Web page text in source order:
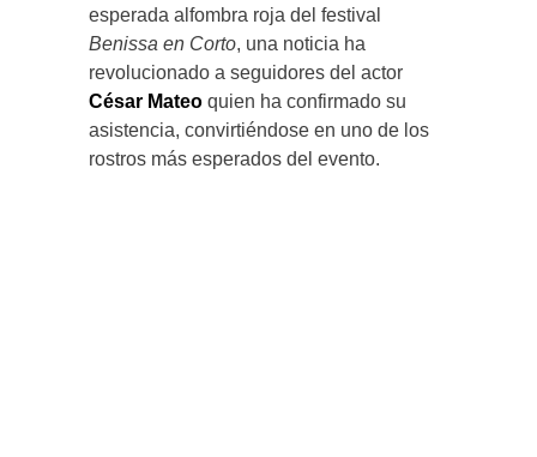
esperada alfombra roja del festival
Benissa en Corto, una noticia ha
revolucionado a seguidores del actor
César Mateo quien ha confirmado su
asistencia, convirtiéndose en uno de los
rostros más esperados del evento.